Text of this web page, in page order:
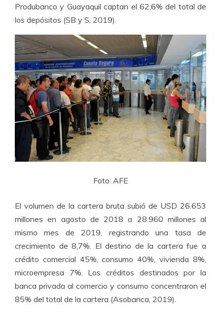
Produbanco y Guayaquil captan el 62,6% del total de
los depósitos (SB y S, 2019).
Foto: AFE
El volumen de la cartera bruta subió de USD 26.653
millones en agosto de 2018 a 28.960 millones al
mismo mes de 2019, registrando una tasa de
crecimiento de 8,7%. El destino de la cartera fue a
crédito comercial 45%, consumo 40%, vivienda 8%,
microempresa 7%. Los créditos destinados por la
banca privada al comercio y consumo concentraron el
85% del total de la cartera (Asobanca, 2019).